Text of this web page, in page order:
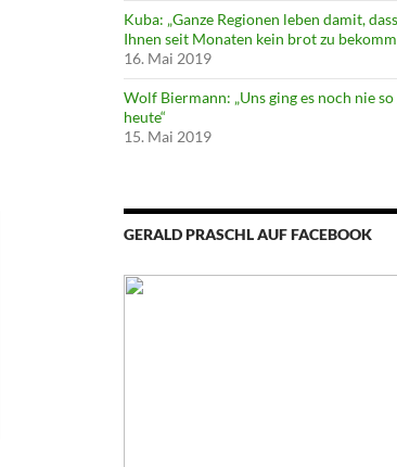
Kuba: „Ganze Regionen leben damit,
Ihnen seit Monaten kein brot zu
16. Mai 2019
Wolf Biermann: „Uns ging es noch nie
heute“
15. Mai 2019
GERALD PRASCHL AUF FACEBOOK